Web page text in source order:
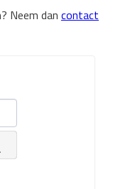
Neem dan contact